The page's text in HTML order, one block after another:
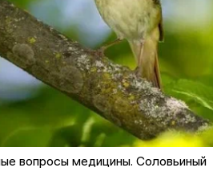
вопросы медицины. Соловьиный